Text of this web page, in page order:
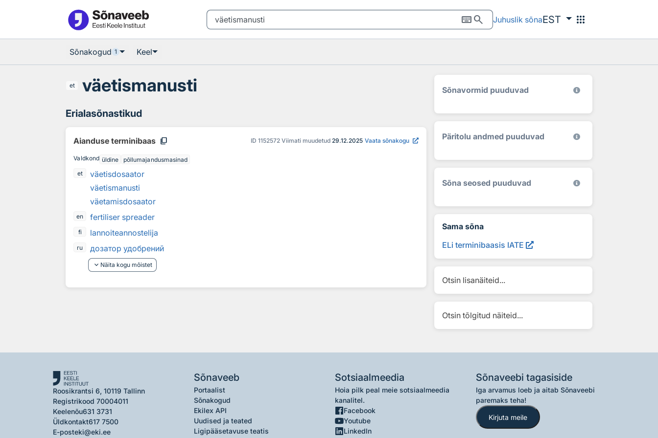
keyboardsearch Juhuslik sõnaEST apps
Sõnakogud 1 Keel
et väetismanusti
Erialasõnastikud
Aianduse terminibaas content_copy ID 1152572 Viimati muudetud 29.12.2025 Vaata sõnakogu
Valdkond üldine
põllumajandusmasinad
et
väetisdosaator
väetismanusti
väetamisdosaator
en fertiliser spreader
fi lannoiteannostelija
ru
дозатор удобрений
keyboard_arrow_down Näita kogu mõistet
Sõnavormid puuduvad
Päritolu andmed puuduvad
Sõna seosed puuduvad
Sama sõna
ELi terminibaasis IATE
Otsin lisanäiteid...
Otsin tõlgitud näiteid...
Roosikrantsi 6, 10119 Tallinn
Registrikood 70004011
Keelenõu631 3731
Üldkontakt617 7500
E-posteki@eki.ee
Sõnaveeb
Portaalist
Sõnakogud
Ekilex API
Uudised ja teated
Ligipääsetavuse teatis
Sotsiaalmeedia
Hoia pilk peal meie sotsiaalmeedia
kanalitel.
Facebook
Youtube
LinkedIn
Sõnaveebi tagasiside
Iga arvamus loeb ja aitab Sõnaveebi
paremaks teha!
Kirjuta meile